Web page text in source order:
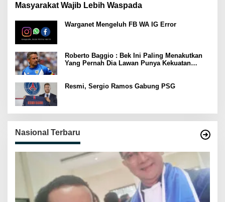
Masyarakat Wajib Lebih Waspada
Warganet Mengeluh FB WA IG Error
Roberto Baggio : Bek Ini Paling Menakutkan
Yang Pernah Dia Lawan Punya Kekuatan
Resmi, Sergio Ramos Gabung PSG
Nasional Terbaru